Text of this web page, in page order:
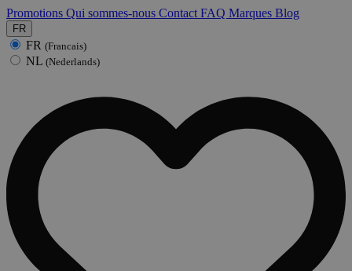
Promotions Qui sommes-nous Contact FAQ Marques Blog
FR
FR (Francais)
NL (Nederlands)